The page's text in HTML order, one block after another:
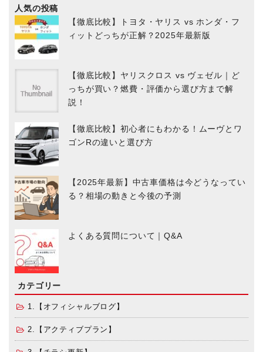
人気の投稿
【徹底比較】トヨタ・ヤリス vs ホンダ・フ
ィットどっちが正解？2025年最新版
【徹底比較】ヤリスクロス vs ヴェゼル｜ど
っちが買い？燃費・評価から選び方まで解
説！
【徹底比較】初心者にもわかる！ムーヴとワ
ゴンRの違いと選び方
【2025年最新】中古車価格は今どうなってい
る？相場の動きと今後の予測
よくある質問について｜Q&A
カテゴリー
1.【オフィシャルブログ】
2.【アクティブプラン】